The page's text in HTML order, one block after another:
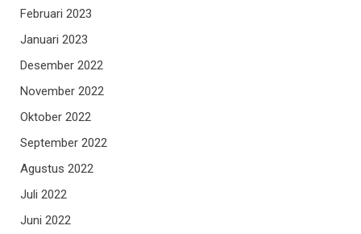
Februari 2023
Januari 2023
Desember 2022
November 2022
Oktober 2022
September 2022
Agustus 2022
Juli 2022
Juni 2022